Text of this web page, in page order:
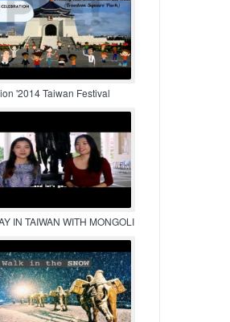
'2014 Taiwan Festival
IN TAIWAN WITH MONGOLI